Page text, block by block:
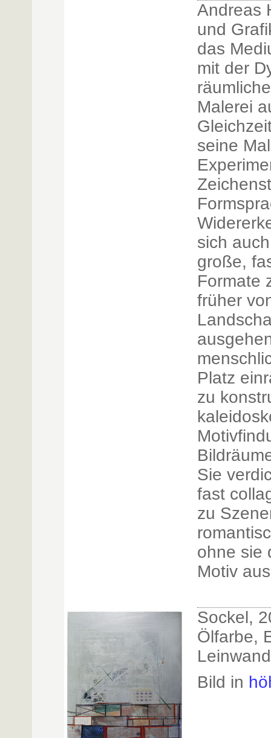
Andreas
und
das
mit der
Malerei
seine
sich
große,
Formate
früher
Platz
zu
Sie
fast
zu
ohne sie
Motiv
Sockel,
Ölfarbe,
Bild in